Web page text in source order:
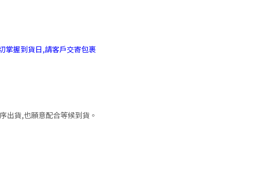
掌握到貨日,請客戶交寄包裹
出貨,也願意配合等候到貨。